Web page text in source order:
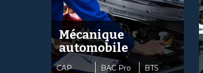
Mécanique
automobile
CAP BAC Pro BTS